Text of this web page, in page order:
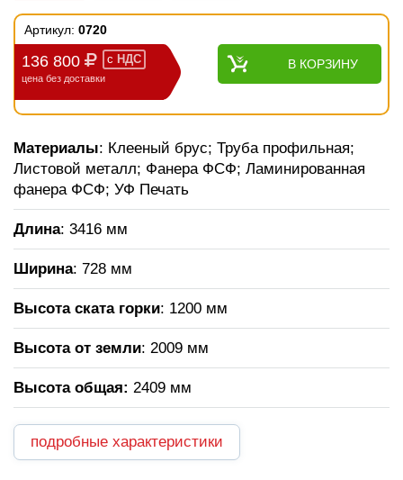
Артикул: 0720
136 800 с НДС
цена без доставки
В КОРЗИНУ
Материалы: Клееный брус; Труба профильная;
Листовой металл; Фанера ФСФ; Ламинированная
фанера ФСФ; УФ Печать
Длина: 3416 мм
Ширина: 728 мм
Высота ската горки: 1200 мм
Высота от земли: 2009 мм
Высота общая: 2409 мм
подробные характеристики